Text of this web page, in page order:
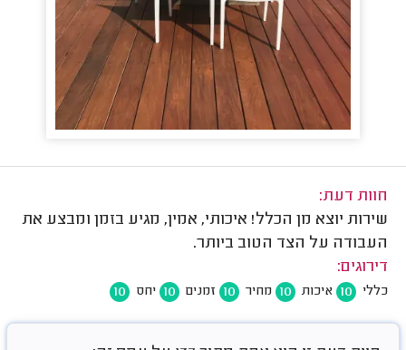
חוות דעת:
שירות יוצא מן הכלל! איכותי, אמין, מגיע בזמן ומבצע את
העבודה על הצד הטוב ביותר.
דירוגים:
כללי 10 איכות 10 מחיר 10 זמנים 10 יחס 10